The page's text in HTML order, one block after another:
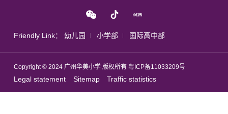
Friendly Link： 幼儿园 小学部 国际高中部
Copyright © 2024 广州华美小学 版权所有 粤ICP备11033209号
Legal statement Sitemap Traffic statistics